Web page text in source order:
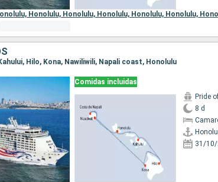
Honolulu, Honolulu, Honolulu, Honolulu, Honolulu,
Hilo, Kona, Nawiliwili, Napali coast, Honolulu
Comidas incluidas
Pride
8 d
31/